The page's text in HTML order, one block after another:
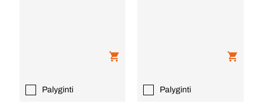
Palyginti Palyginti